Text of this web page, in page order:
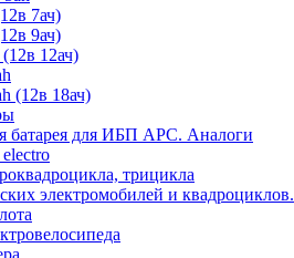
7ач)
9ач)
12ач)
(12в 18ач)
батарея для ИБП APC. Аналоги
трицикла
электромобилей и квадроциклов.